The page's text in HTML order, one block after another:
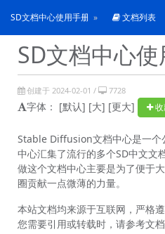
SD文档中心使用手册 文档列表
SD文档中心
创建于 2024-02-01 / 7728
字体： [默认] [大] [更大] 收
Stable Diffusion文档中心是一个
中心汇集了流行的多个SD中文文
做这个文档中心主要是为了便于
圈贡献一点微薄的力量。
本站文档均来源于互联网，严格
您需要引用或转载时，请参考文档